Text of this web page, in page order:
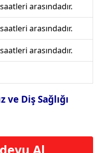
arasındadır.
arasındadır.
arasındadır.
ve Diş Sağlığı
Al